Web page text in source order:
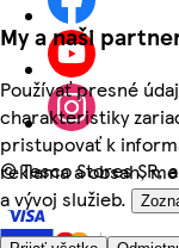
My a naši
Používať presné
charakteristiky
pristupovať k
reklama a obsah,
a vývoj služieb.
©Tesco Stores SR,